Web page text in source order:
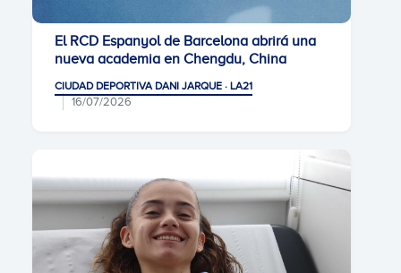
El RCD Espanyol de Barcelona abrirá una
nueva academia en Chengdu, China
CIUDAD DEPORTIVA DANI JARQUE · LA21
16/07/2026